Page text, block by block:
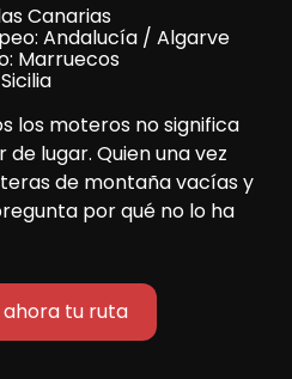
Canarias
Andalucía / Algarve
Marruecos
los moteros no significa
lugar. Quien una vez
de montaña vacías y
por qué no lo ha
ahora tu ruta